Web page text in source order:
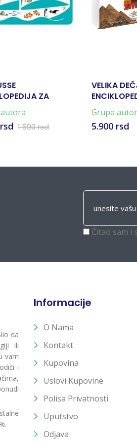
ZA
- MORE
1.599 rsd
VELIKA
Grupa
5.900 rsd
Čitao sam i
da
ili
vam
i
Informacije
O Nama
Kontakt
Kupovina
Uslovi Kupovine
Polisa Privatnosti
Uputstvo
Odjava